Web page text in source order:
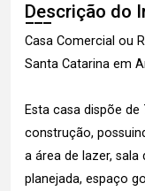
Descrição do
Casa Comercial ou
Santa Catarina em
Esta casa dispõe de
construção,
a área de lazer,
planejada, espaço